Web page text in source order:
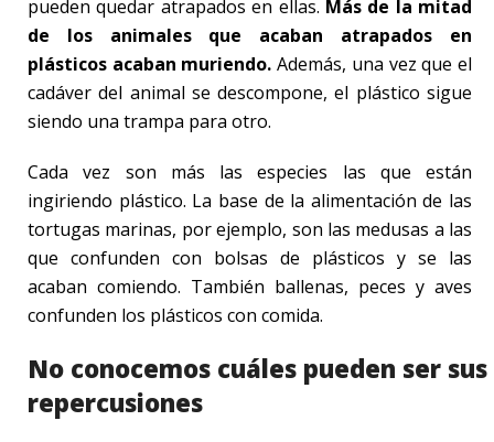
pueden quedar atrapados en ellas. Más de la mitad
de los animales que acaban atrapados en
plásticos acaban muriendo. Además, una vez que el
cadáver del animal se descompone, el plástico sigue
siendo una trampa para otro.
Cada vez son más las especies las que están
ingiriendo plástico. La base de la alimentación de las
tortugas marinas, por ejemplo, son las medusas a las
que confunden con bolsas de plásticos y se las
acaban comiendo. También ballenas, peces y aves
confunden los plásticos con comida.
No conocemos cuáles pueden ser sus
repercusiones